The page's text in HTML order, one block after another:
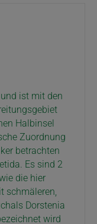
ist mit den
Halbinsel
Zuordnung
betrachten
Es sind 2
die hier
schmäleren,
als Dorstenia
wird